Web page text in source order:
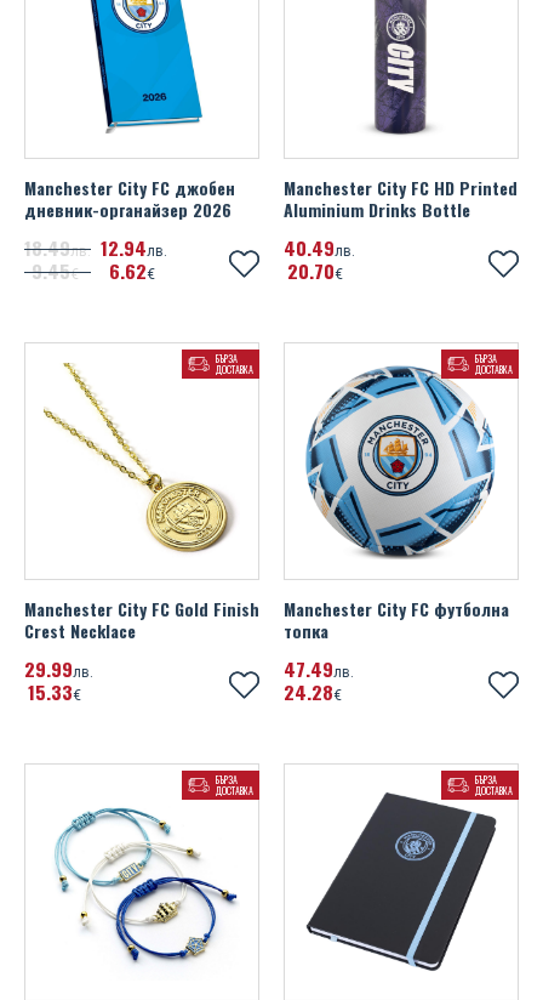
Manchester City FC джобен
дневник-органайзер 2026
1849лв.
945€
12 94лв.
6 62€
Manchester City FC HD Printed
Aluminium Drinks Bottle
40 49лв.
20 70€
БЪРЗА
ДОСТАВКА
Manchester City FC Gold Finish
Crest Necklace
29 99лв.
15 33€
БЪРЗА
ДОСТАВКА
Manchester City FC футболна
топка
47 49лв.
24 28€
БЪРЗА
ДОСТАВКА
БЪРЗА
ДОСТАВКА